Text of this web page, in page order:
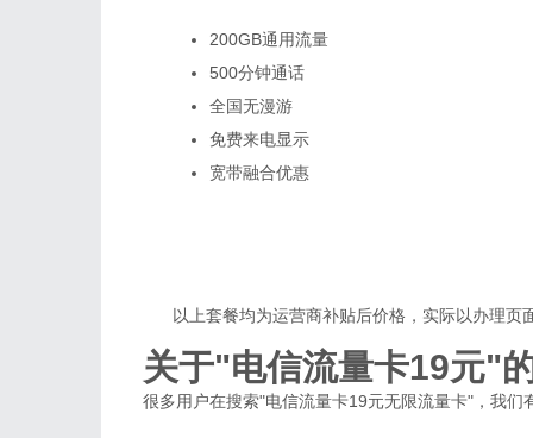
200GB通用流量
500分钟通话
全国无漫游
免费来电显示
宽带融合优惠
以上套餐均为运营商补贴后价格，实际以办理
关于"电信流量卡19元"
很多用户在搜索"电信流量卡19元无限流量卡"，我们